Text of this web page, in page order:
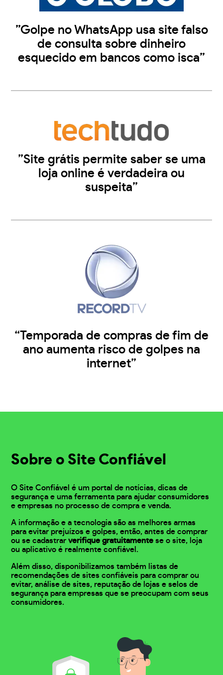
”Golpe no WhatsApp usa site falso
de consulta sobre dinheiro
esquecido em bancos como isca”
”Site grátis permite saber se uma
loja online é verdadeira ou
suspeita”
“Temporada de compras de fim de
ano aumenta risco de golpes na
internet”
Sobre o Site Confiável
O Site Confiável é um portal de notícias, dicas de
segurança e uma ferramenta para ajudar consumidores
e empresas no processo de compra e venda.
A informação e a tecnologia são as melhores armas
para evitar prejuízos e golpes, então, antes de comprar
ou se cadastrarverifique gratuitamente se o site, loja
ou aplicativo é realmente confiável.
Além disso, disponibilizamos também listas de
recomendações de sites confiáveis para comprar ou
evitar, análise de sites, reputação de lojas e selos de
segurança para empresas que se preocupam com seus
consumidores.